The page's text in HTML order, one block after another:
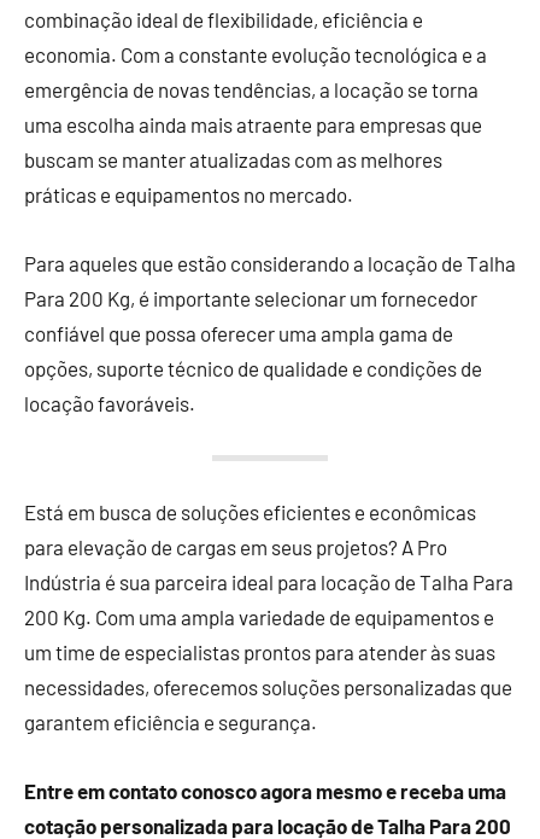
combinação ideal de flexibilidade, eficiência e
economia. Com a constante evolução tecnológica e a
emergência de novas tendências, a locação se torna
uma escolha ainda mais atraente para empresas que
buscam se manter atualizadas com as melhores
práticas e equipamentos no mercado.
Para aqueles que estão considerando a locação de Talha
Para 200 Kg, é importante selecionar um fornecedor
confiável que possa oferecer uma ampla gama de
opções, suporte técnico de qualidade e condições de
locação favoráveis.
Está em busca de soluções eficientes e econômicas
para elevação de cargas em seus projetos? A Pro
Indústria é sua parceira ideal para locação de Talha Para
200 Kg. Com uma ampla variedade de equipamentos e
um time de especialistas prontos para atender às suas
necessidades, oferecemos soluções personalizadas que
garantem eficiência e segurança.
Entre em contato conosco agora mesmo e receba uma
cotação personalizada para locação de Talha Para 200